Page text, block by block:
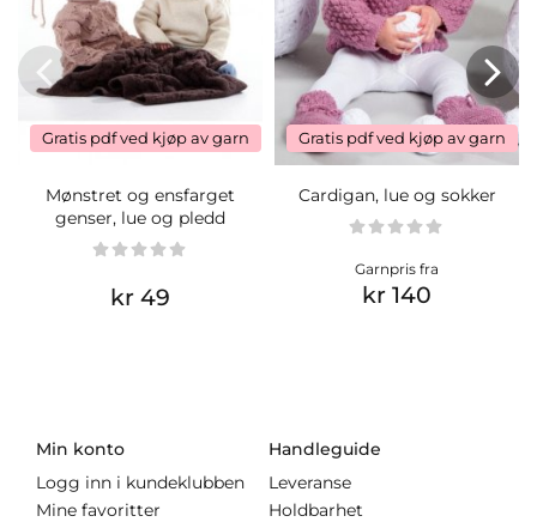
Gratis pdf ved kjøp av garn
Mønstret og ensfarget
genser, lue og pledd
kr 49
Gratis pdf ved kjøp av garn
Cardigan, lue og sokker
Garnpris fra
kr 140
Min konto
Logg inn i kundeklubben
Mine favoritter
Handleguide
Leveranse
Holdbarhet